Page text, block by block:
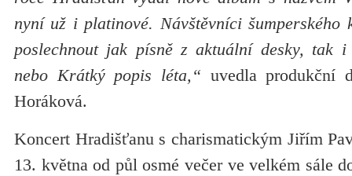
nyní už i platinové. Návštěvníci šumperského
poslechnout jak písně z aktuální desky, tak
nebo Krátký popis léta,“ uvedla produkční
Horáková.
Koncert Hradišťanu s charismatickým Jiřím
13. května od půl osmé večer ve velkém sále